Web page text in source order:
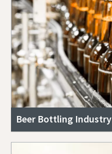
Beer Bottling Industry